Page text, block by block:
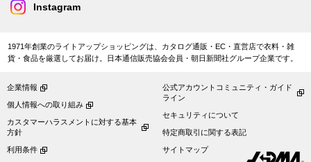
BOGARD 最新号はこちら
ルームウェア
アンダーウェア
Instagram
1971年創業のライトアップショッピングは、カタログ通販・EC・直営店で衣料・雑
貨・食品を厳選してお届け。日本通信販売協会会員・朝日新聞社グループ企業です。
企業情報
個人情報への取り組み
カスタマーハラスメントに対する基本
方針
利用条件
公式アカウントコミュニティ・ガイド
ライン
セキュリティについて
特定商取引に関する表記
サイトマップ